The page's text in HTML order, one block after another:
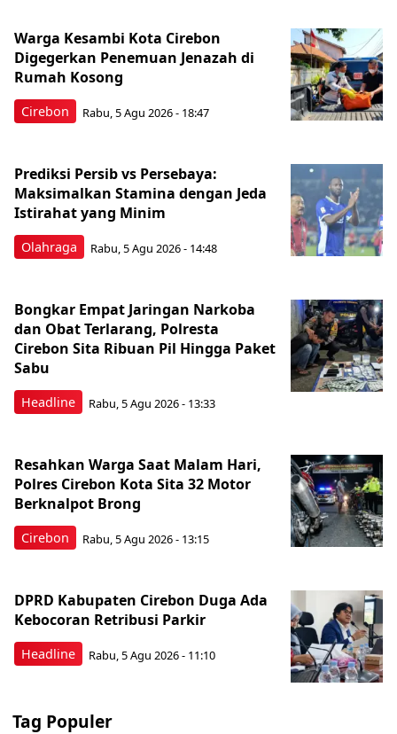
Cirebon
Warga Kesambi Kota Cirebon
Digegerkan Penemuan Jenazah di
Rumah Kosong
Rabu, 5 Agu 2026 - 18:47
Olahraga
Prediksi Persib vs Persebaya:
Maksimalkan Stamina dengan Jeda
Istirahat yang Minim
Rabu, 5 Agu 2026 - 14:48
Headline
Bongkar Empat Jaringan Narkoba
dan Obat Terlarang, Polresta
Cirebon Sita Ribuan Pil Hingga Paket
Sabu
Rabu, 5 Agu 2026 - 13:33
Cirebon
Resahkan Warga Saat Malam Hari,
Polres Cirebon Kota Sita 32 Motor
Berknalpot Brong
Rabu, 5 Agu 2026 - 13:15
Headline
DPRD Kabupaten Cirebon Duga Ada
Kebocoran Retribusi Parkir
Rabu, 5 Agu 2026 - 11:10
Tag Populer